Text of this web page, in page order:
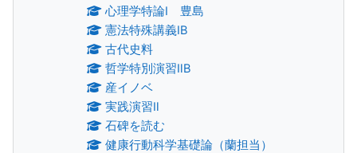
心理学特論Ⅰ 豊島
憲法特殊講義IB
古代史料
哲学特別演習ⅡB
産イノベ
実践演習Ⅱ
石碑を読む
健康行動科学基礎論（蘭担当）